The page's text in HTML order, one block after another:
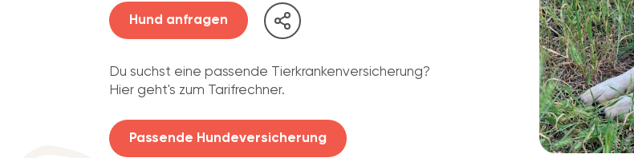
Hund anfragen
Du suchst eine passende Tierkrankenversicherung?
Hier geht's zum Tarifrechner.
Passende Hundeversicherung